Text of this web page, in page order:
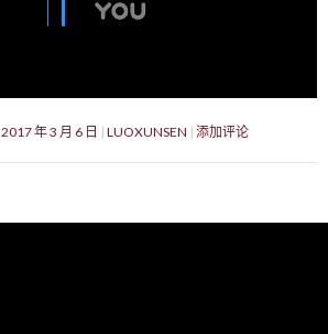
2017 年 3 月 6 日 LUOXUNSEN 添加评论